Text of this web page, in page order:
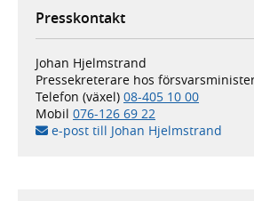
Presskontakt
Johan Hjelmstrand
Pressekreterare hos
Telefon (växel) 08-405 10 00
Mobil 076-126 69 22
e-post till Johan Hjelmstrand